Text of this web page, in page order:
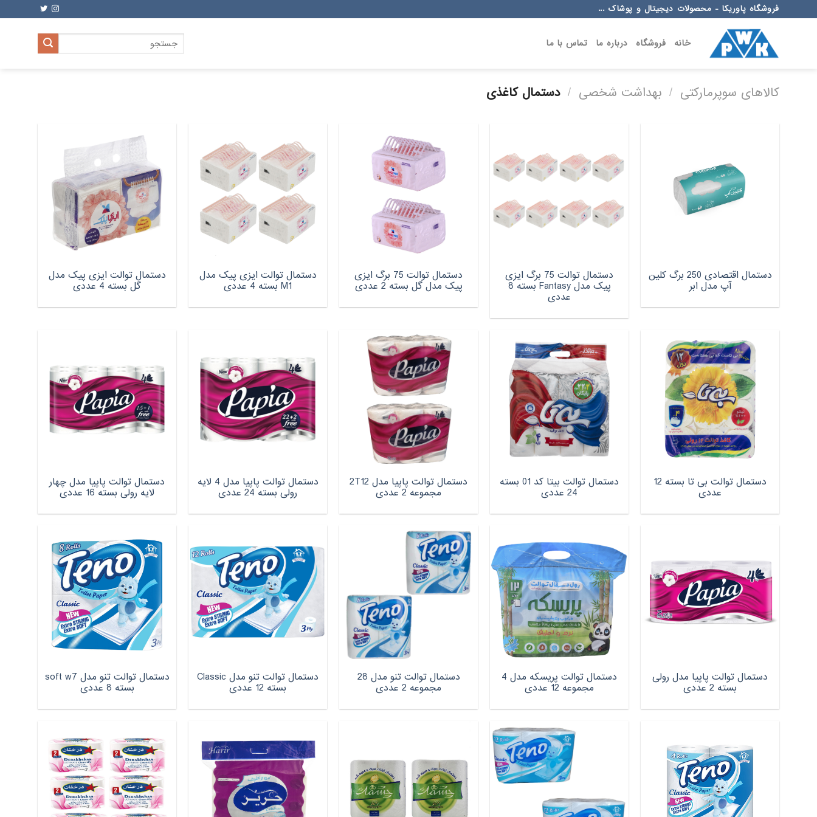
to
فروشگاه پاوریکا - محصولات دیجیتال و پوشاک ...
خانه فروشگاه درباره ما تماس با ما
جستجو
برای:
کالاهای سوپرمارکتی / بهداشت شخصی / دستمال کاغذی
دستمال اقتصادی 250 برگ کلین
آپ مدل ابر
دستمال توالت 75 برگ ایزی
پیک مدل Fantasy بسته 8
عددی
دستمال توالت 75 برگ ایزی
پیک مدل گل بسته 2 عددی
دستمال توالت ایزی پیک مدل
M1 بسته 4 عددی
دستمال توالت ایزی پیک مدل
گل بسته 4 عددی
دستمال توالت بی تا بسته 12
عددی
دستمال توالت بیتا کد 01 بسته
24 عددی
دستمال توالت پاپیا مدل 2T12
مجموعه 2 عددی
دستمال توالت پاپیا مدل 4 لایه
رولی بسته 24 عددی
دستمال توالت پاپیا مدل چهار
لایه رولی بسته 16 عددی
دستمال توالت پاپیا مدل رولی
بسته 2 عددی
دستمال توالت پریسکه مدل 4
مجموعه 12 عددی
دستمال توالت تنو مدل 28
مجموعه 2 عددی
دستمال توالت تنو مدل Classic
بسته 12 عددی
دستمال توالت تنو مدل soft w7
بسته 8 عددی